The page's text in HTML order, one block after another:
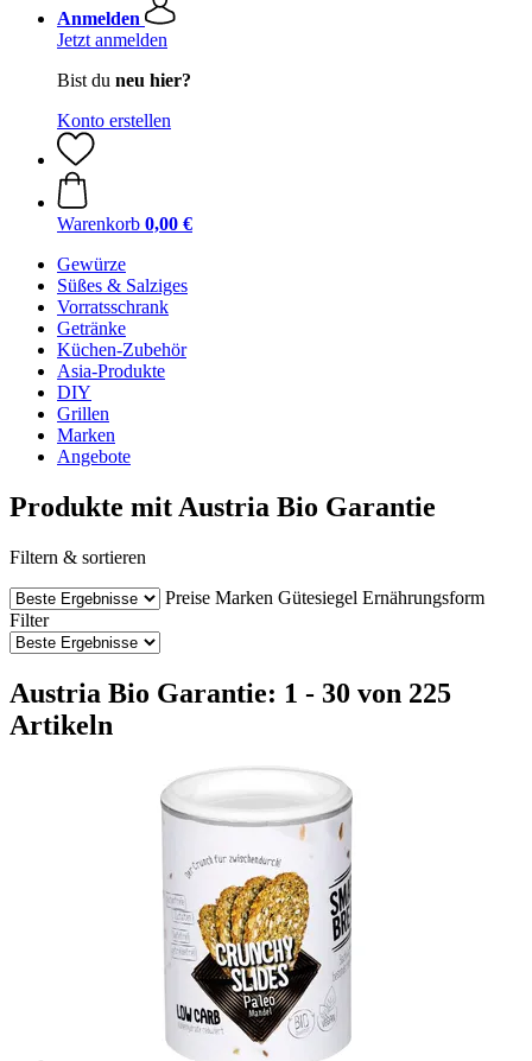
Anmelden
Jetzt anmelden
Bist du neu hier?
Konto erstellen
Warenkorb 0,00 €
Gewürze
Süßes & Salziges
Vorratsschrank
Getränke
Küchen-Zubehör
Asia-Produkte
DIY
Grillen
Marken
Angebote
Produkte mit Austria Bio Garantie
Filtern & sortieren
Preise Marken Gütesiegel Ernährungsform
Filter
Austria Bio Garantie: 1 - 30 von 225
Artikeln